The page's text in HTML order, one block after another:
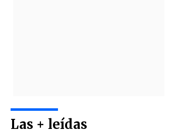
Las + leídas